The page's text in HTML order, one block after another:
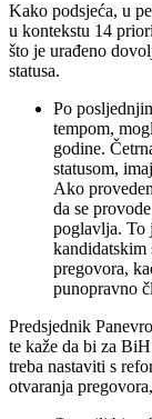
Kako podsjeća, u
u kontekstu 14
što je urađeno
statusa.
Po
tempom,
godine.
statusom,
Ako
da se
poglavlja. To
kandidatskim
pregovora,
punopravno
Predsjednik
te kaže da bi za
treba nastaviti s
otvaranja